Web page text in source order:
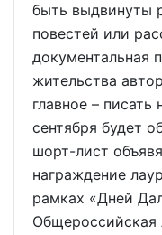
быть выдвинуты
повестей или
документальная
жительства
главное –
сентября будет
шорт-лист
награждение
рамках «Дней
Общероссийская